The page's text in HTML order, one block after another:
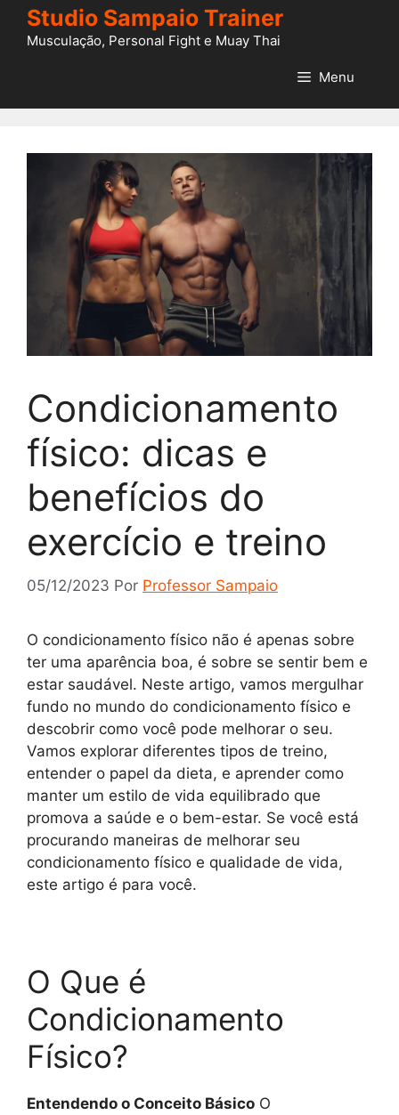
Pular
para
Studio Sampaio Trainer
Musculação, Personal Fight e Muay Thai
Menu
Condicionamento
físico: dicas e
benefícios do
exercício e treino
05/12/2023 Por Professor Sampaio
O condicionamento físico não é apenas sobre
ter uma aparência boa, é sobre se sentir bem e
estar saudável. Neste artigo, vamos mergulhar
fundo no mundo do condicionamento físico e
descobrir como você pode melhorar o seu.
Vamos explorar diferentes tipos de treino,
entender o papel da dieta, e aprender como
manter um estilo de vida equilibrado que
promova a saúde e o bem-estar. Se você está
procurando maneiras de melhorar seu
condicionamento físico e qualidade de vida,
este artigo é para você.
O Que é
Condicionamento
Físico?
Entendendo o Conceito Básico O